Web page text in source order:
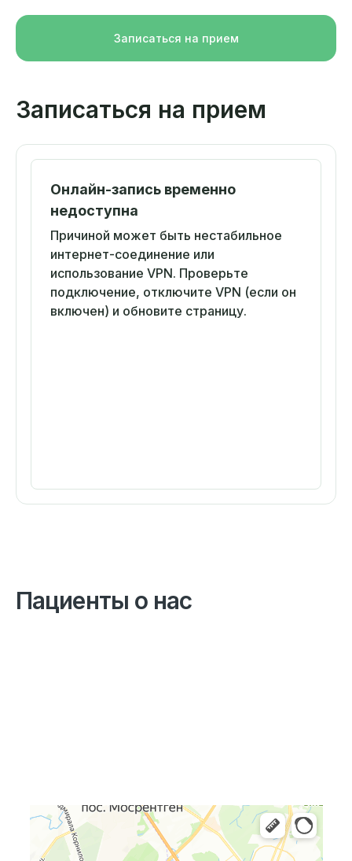
Записаться на прием
Записаться на прием
Онлайн-запись временно
недоступна
Причиной может быть нестабильное
интернет-соединение или
использование VPN. Проверьте
подключение, отключите VPN (если он
включен) и обновите страницу.
Пациенты о нас